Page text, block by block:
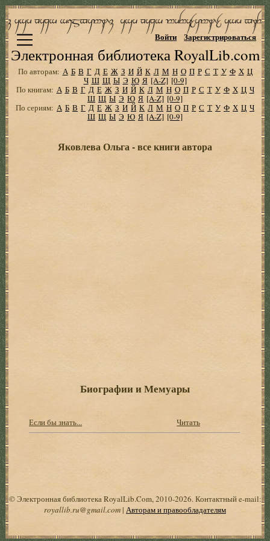
Электронная библиотека RoyalLib.com
Войти Зарегистрироваться
По авторам: А Б В Г Д Е Ж З И Й К Л М Н О П Р С Т У Ф Х Ц
Ч Ш Щ Ы Э Ю Я [A-Z] [0-9]
По книгам: А Б В Г Д Е Ж З И Й К Л М Н О П Р С Т У Ф Х Ц Ч
Ш Щ Ы Э Ю Я [A-Z] [0-9]
По сериям: А Б В Г Д Е Ж З И Й К Л М Н О П Р С Т У Ф Х Ц Ч
Ш Щ Ы Э Ю Я [A-Z] [0-9]
Яковлева Ольга - все книги автора
Биографии и Мемуары
Если бы знать... Читать
© Электронная библиотека RoyalLib.Com, 2010-2026. Контактный e-mail:
royallib.ru@gmail.com| Авторам и правообладателям